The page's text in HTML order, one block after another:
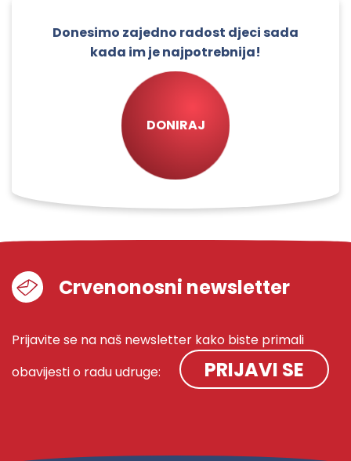
Donesimo zajedno radost djeci sada
kada im je najpotrebnija!
DONIRAJ
Crvenonosni newsletter
Prijavite se na naš newsletter kako biste primali
obavijesti o radu udruge:
PRIJAVI SE